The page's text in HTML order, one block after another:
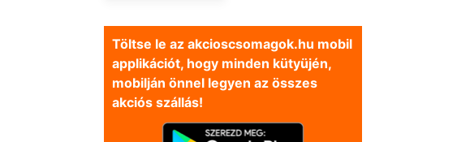
Töltse le az akcioscsomagok.hu mobil
applikációt, hogy minden kütyüjén,
mobilján önnel legyen az összes
akciós szállás!